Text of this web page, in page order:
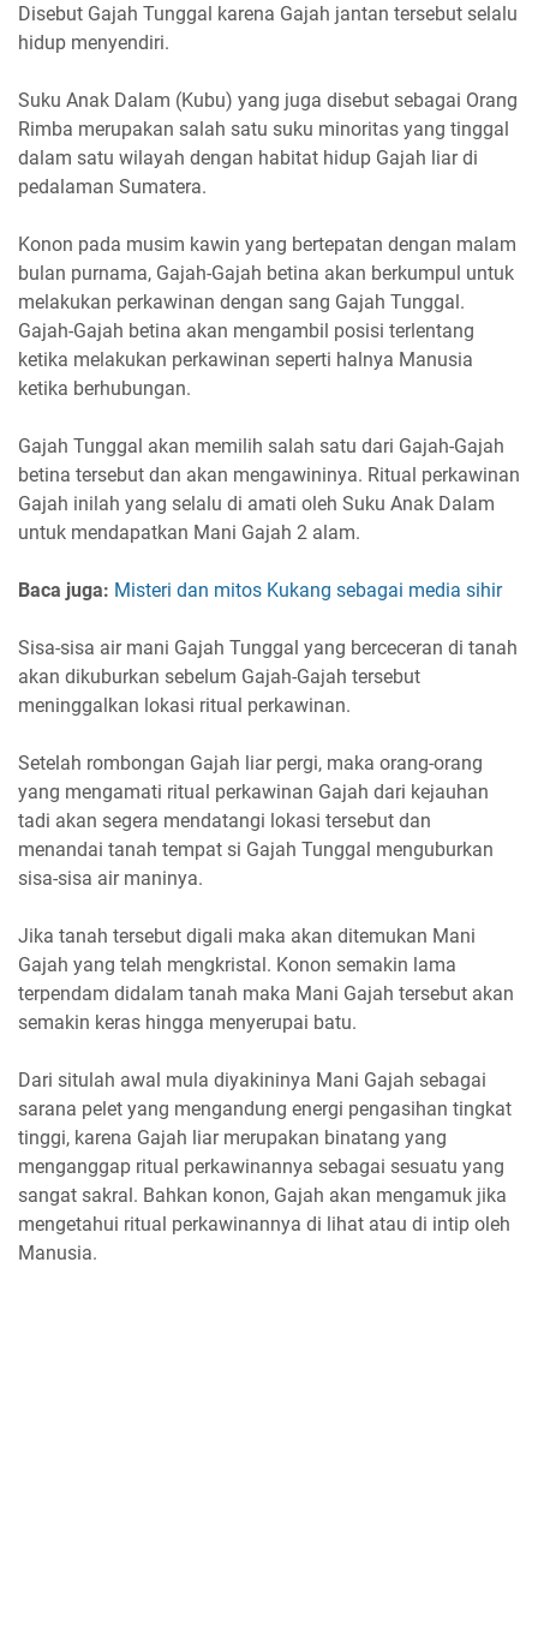
Disebut Gajah Tunggal karena Gajah jantan tersebut selalu
hidup menyendiri.
Suku Anak Dalam (Kubu) yang juga disebut sebagai Orang
Rimba merupakan salah satu suku minoritas yang tinggal
dalam satu wilayah dengan habitat hidup Gajah liar di
pedalaman Sumatera.
Konon pada musim kawin yang bertepatan dengan malam
bulan purnama, Gajah-Gajah betina akan berkumpul untuk
melakukan perkawinan dengan sang Gajah Tunggal.
Gajah-Gajah betina akan mengambil posisi terlentang
ketika melakukan perkawinan seperti halnya Manusia
ketika berhubungan.
Gajah Tunggal akan memilih salah satu dari Gajah-Gajah
betina tersebut dan akan mengawininya. Ritual perkawinan
Gajah inilah yang selalu di amati oleh Suku Anak Dalam
untuk mendapatkan Mani Gajah 2 alam.
Baca juga: Misteri dan mitos Kukang sebagai media sihir
Sisa-sisa air mani Gajah Tunggal yang berceceran di tanah
akan dikuburkan sebelum Gajah-Gajah tersebut
meninggalkan lokasi ritual perkawinan.
Setelah rombongan Gajah liar pergi, maka orang-orang
yang mengamati ritual perkawinan Gajah dari kejauhan
tadi akan segera mendatangi lokasi tersebut dan
menandai tanah tempat si Gajah Tunggal menguburkan
sisa-sisa air maninya.
Jika tanah tersebut digali maka akan ditemukan Mani
Gajah yang telah mengkristal. Konon semakin lama
terpendam didalam tanah maka Mani Gajah tersebut akan
semakin keras hingga menyerupai batu.
Dari situlah awal mula diyakininya Mani Gajah sebagai
sarana pelet yang mengandung energi pengasihan tingkat
tinggi, karena Gajah liar merupakan binatang yang
menganggap ritual perkawinannya sebagai sesuatu yang
sangat sakral. Bahkan konon, Gajah akan mengamuk jika
mengetahui ritual perkawinannya di lihat atau di intip oleh
Manusia.